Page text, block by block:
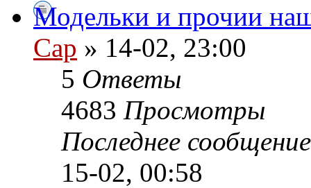
Модельки и прочии
Cap » 14-02, 23:00
5 Ответы
4683 Просмотры
Последнее
15-02, 00:58